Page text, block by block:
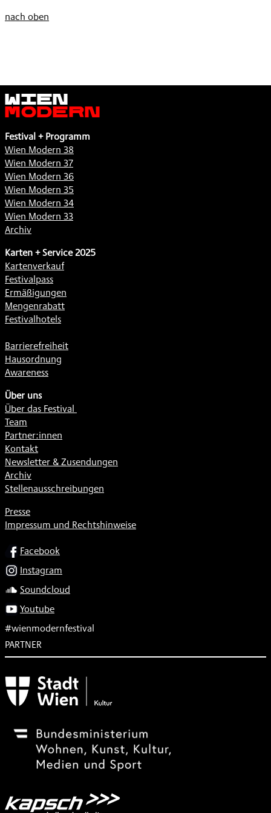
nach oben
Wien
Modern
Festival + Programm
Wien Modern 38
Wien Modern 37
Wien Modern 36
Wien Modern 35
Wien Modern 34
Wien Modern 33
Archiv
Karten + Service 2025
Kartenverkauf
Festivalpass
Ermäßigungen
Mengenrabatt
Festivalhotels
Barrierefreiheit
Hausordnung
Awareness
Über uns
Über das Festival
Team
Partner:innen
Kontakt
Newsletter & Zusendungen
Archiv
Stellenausschreibungen
Presse
Impressum und Rechtshinweise
SOCIALFacebook
Instagram
Soundcloud
Youtube
#wienmodernfestival
PARTNER
Subventionsgeber